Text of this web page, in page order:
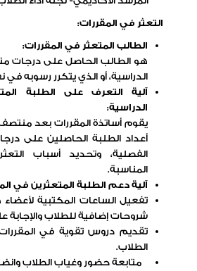
التعثر في المقررات:
الطالب المتعثر في المقررات:
هو الطالب الحاصل على درجات
الدراسية، أو الذي يتكرر رسوبه في
آلية التعرف على الطلبة
الدراسية:
يقوم أساتذة المقررات بعد
أعداد الطلبة الحاصلين على
الفصلية، وتحديد أسباب
المناسبة.
آلية دعم الطلبة المتعثرين في
تفعيل الساعات المكتبية
شروحات إضافية للطلاب والإجابة
تقديم دروس تقوية في المقررات
الطلاب.
متابعة حضور وغياب الطلاب